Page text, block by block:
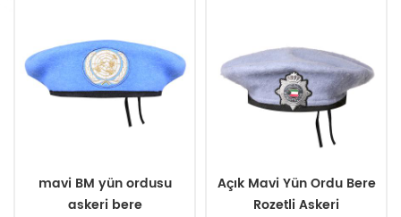
mavi BM yün ordusu
askeri bere
Açık Mavi Yün Ordu Bere
Rozetli Askeri